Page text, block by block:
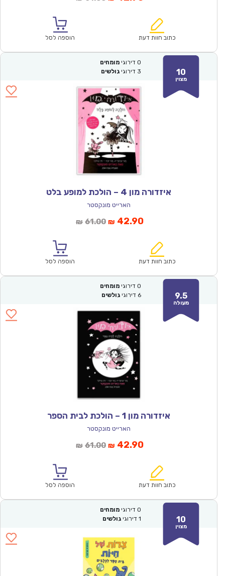
₪61.00.
הוא:
כתוב חוות דעת הוספה לסל
10
מצוין
0 דירוגי מומחים
3 דירוגי גולשים
איזדורה מון 4 – הולכת למופע בלט
הארייט מונקסטר
₪ 61.00המחיר
₪61.00.
₪ 42.90המחיר
הוא:
כתוב חוות דעת הוספה לסל
9.5
מעולה
0 דירוגי מומחים
6 דירוגי גולשים
איזדורה מון 1 – הולכת לבית הספר
הארייט מונקסטר
₪ 61.00המחיר
₪61.00.
₪ 42.90המחיר
הוא:
כתוב חוות דעת הוספה לסל
10
מצוין
0 דירוגי מומחים
1 דירוגי גולשים